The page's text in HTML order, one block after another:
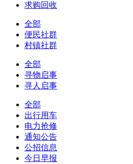
求购回收
全部
便民社群
村镇社群
全部
寻物启事
寻人启事
全部
出行用车
电力抢修
通知公告
公招信息
今日早报